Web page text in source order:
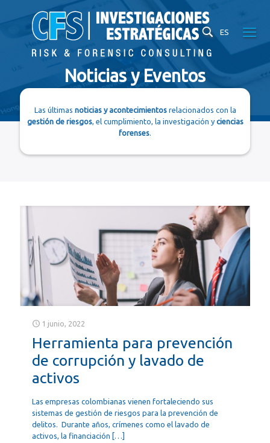
ES
Noticias y Eventos
Las últimas noticias y acontecimientosrelacionados con la
gestión de riesgos, el cumplimiento, la investigación yciencias
forenses.
1 junio, 2022
Herramienta para prevención
de corrupción y lavado de
activos
Las empresas colombianas vienen fortaleciendo sus
sistemas de gestión de riesgos para la prevención de
delitos. Durante años, crímenes como el lavado de
activos, la financiación […]